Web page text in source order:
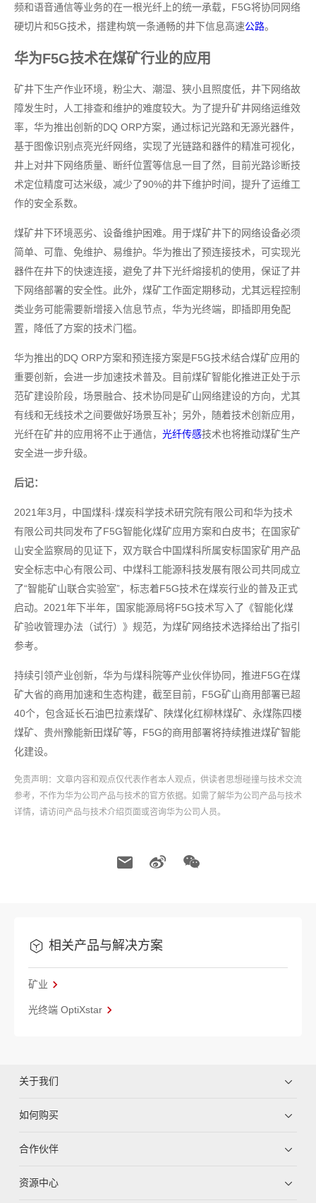
频和语音通信等业务的在一根光纤上的统一承载，F5G将协同网络
硬切片和5G技术，搭建构筑一条通畅的井下信息高速公路。
华为F5G技术在煤矿行业的应用
矿井下生产作业环境，粉尘大、潮湿、狭小且照度低，井下网络故
障发生时，人工排查和维护的难度较大。为了提升矿井网络运维效
率，华为推出创新的DQ ORP方案，通过标记光路和无源光器件，
基于图像识别点亮光纤网络，实现了光链路和器件的精准可视化，
井上对井下网络质量、断纤位置等信息一目了然，目前光路诊断技
术定位精度可达米级，减少了90%的井下维护时间，提升了运维工
作的安全系数。
煤矿井下环境恶劣、设备维护困难。用于煤矿井下的网络设备必须
简单、可靠、免维护、易维护。华为推出了预连接技术，可实现光
器件在井下的快速连接，避免了井下光纤熔接机的使用，保证了井
下网络部署的安全性。此外，煤矿工作面定期移动，尤其远程控制
类业务可能需要新增接入信息节点，华为光终端，即插即用免配
置，降低了方案的技术门槛。
华为推出的DQ ORP方案和预连接方案是F5G技术结合煤矿应用的
重要创新，会进一步加速技术普及。目前煤矿智能化推进正处于示
范矿建设阶段，场景融合、技术协同是矿山网络建设的方向，尤其
有线和无线技术之间要做好场景互补；另外，随着技术创新应用，
光纤在矿井的应用将不止于通信， 光纤传感技术也将推动煤矿生产
安全进一步升级。
后记：
2021年3月，中国煤科·煤炭科学技术研究院有限公司和华为技术
有限公司共同发布了F5G智能化煤矿应用方案和白皮书；在国家矿
山安全监察局的见证下，双方联合中国煤科所属安标国家矿用产品
安全标志中心有限公司、中煤科工能源科技发展有限公司共同成立
了“智能矿山联合实验室”，标志着F5G技术在煤炭行业的普及正式
启动。2021年下半年，国家能源局将F5G技术写入了《智能化煤
矿验收管理办法（试行）》规范，为煤矿网络技术选择给出了指引
参考。
持续引领产业创新，华为与煤科院等产业伙伴协同，推进F5G在煤
矿大省的商用加速和生态构建，截至目前，F5G矿山商用部署已超
40个，包含延长石油巴拉素煤矿、陕煤化红柳林煤矿、永煤陈四楼
煤矿、贵州豫能新田煤矿等，F5G的商用部署将持续推进煤矿智能
化建设。
免责声明：文章内容和观点仅代表作者本人观点，供读者思想碰撞与技术交流
参考，不作为华为公司产品与技术的官方依据。如需了解华为公司产品与技术
详情，请访问产品与技术介绍页面或咨询华为公司人员。
相关产品与解决方案
矿业
光终端 OptiXstar
关于我们
如何购买
合作伙伴
资源中心